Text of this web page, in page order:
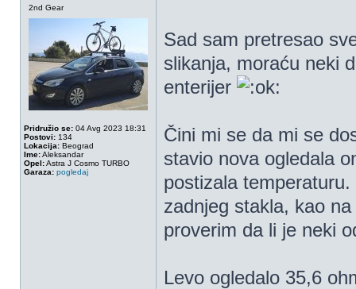
2nd Gear
Pridružio se: 04 Avg 2023 18:31
Postovi: 134
Lokacija: Beograd
Ime:Aleksandar
Opel:Astra J Cosmo TURBO
Garaza: pogledaj
Sad sam pretresao
slikanja, moraću neki
enterijer
Čini mi se da mi se
stavio nova ogledala
postizala
zadnjeg stakla, kao
proverim da li je neki
Levo ogledalo 35,6